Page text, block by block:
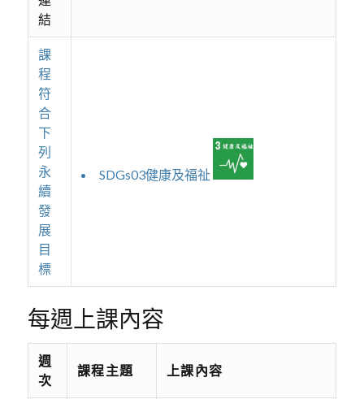
結
課
程
符
合
下
列
永
續
發
展
目
標
SDGs03健康及福祉
每週上課內容
週
次
課程主題 上課內容